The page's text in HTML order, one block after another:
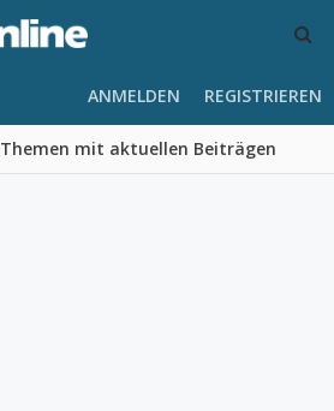
Themen mit aktuellen Beiträgen
ANMELDEN REGISTRIEREN